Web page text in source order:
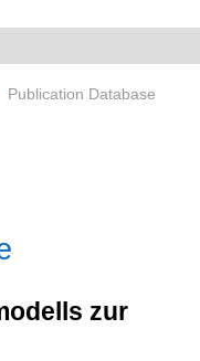
Publication Database
zur